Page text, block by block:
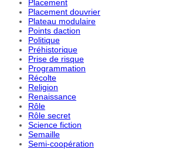
Placement
Placement douvrier
Plateau modulaire
Points daction
Politique
Préhistorique
Prise de risque
Programmation
Récolte
Religion
Renaissance
Rôle
Rôle secret
Science fiction
Semaille
Semi-coopération